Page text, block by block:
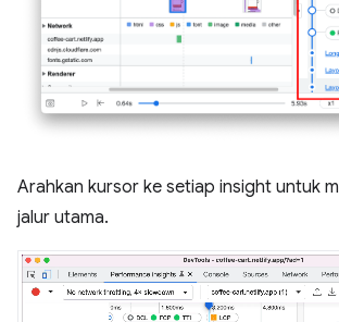
Arahkan kursor ke setiap insight untuk
jalur utama.